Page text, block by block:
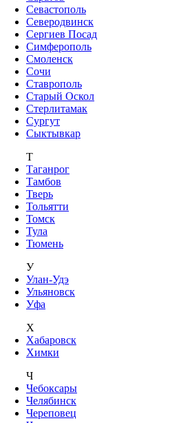
Севастополь
Северодвинск
Сергиев Посад
Симферополь
Смоленск
Сочи
Ставрополь
Старый Оскол
Стерлитамак
Сургут
Сыктывкар
Т
Таганрог
Тамбов
Тверь
Тольятти
Томск
Тула
Тюмень
У
Улан-Удэ
Ульяновск
Уфа
Х
Хабаровск
Химки
Ч
Чебоксары
Челябинск
Череповец